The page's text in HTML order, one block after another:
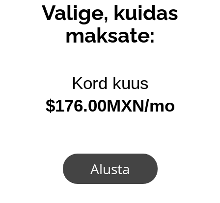
Valige, kuidas
maksate:
Kord kuus
$176.00MXN/mo
Alusta